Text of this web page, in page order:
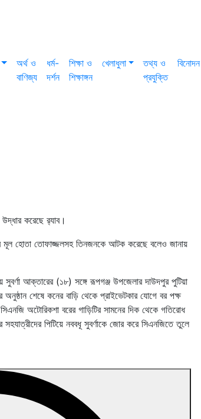
অর্থ ও
বাণিজ্য
ধর্ম-
দর্শন
শিক্ষা ও
শিক্ষাঙ্গন
খেলাধুলা
তথ্য ও
প্রযুক্তি
বিনোদন
করেছে র‌্যাব।
মূল হোতা তোফাজ্জলসহ তিনজনকে আটক করেছে বলেও জানায়
আক্তারের (১৮) সঙ্গে রূপগঞ্জ উপজেলার দাউদপুর পুটিয়া
শেষে কনের বাড়ি থেকে প্রাইভেটকার যোগে বর পক্ষ
অটোরিকশা বরের গাড়িটির সামনের দিক থেকে গতিরোধ
পিটিয়ে নববধূ সুবর্ণাকে জোর করে সিএনজিতে তুলে